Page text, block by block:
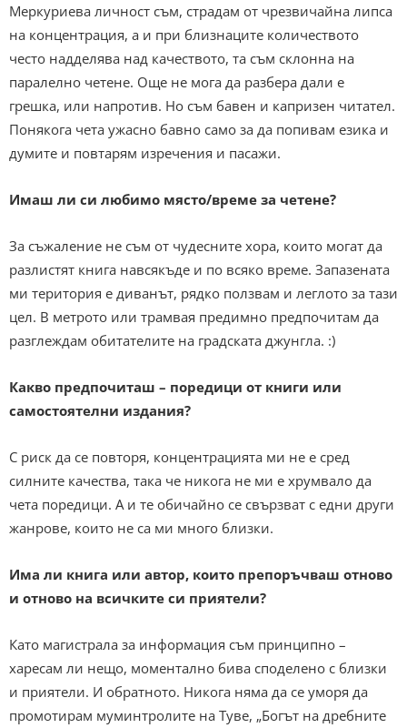
Меркуриева личност съм, страдам от чрезвичайна липса
на концентрация, а и при близнаците количеството
често надделява над качеството, та съм склонна на
паралелно четене. Още не мога да разбера дали е
грешка, или напротив. Но съм бавен и капризен читател.
Понякога чета ужасно бавно само за да попивам езика и
думите и повтарям изречения и пасажи.
Имаш ли си любимо място/време за четене?
За съжаление не съм от чудесните хора, които могат да
разлистят книга навсякъде и по всяко време. Запазената
ми територия е диванът, рядко ползвам и леглото за тази
цел. В метрото или трамвая предимно предпочитам да
разглеждам обитателите на градската джунгла. :)
Какво предпочиташ – поредици от книги или
самостоятелни издания?
С риск да се повторя, концентрацията ми не е сред
силните качества, така че никога не ми е хрумвало да
чета поредици. А и те обичайно се свързват с едни други
жанрове, които не са ми много близки.
Има ли книга или автор, които препоръчваш отново
и отново на всичките си приятели?
Като магистрала за информация съм принципно –
харесам ли нещо, моментално бива споделено с близки
и приятели. И обратното. Никога няма да се уморя да
промотирам муминтролите на Туве, „Богът на дребните